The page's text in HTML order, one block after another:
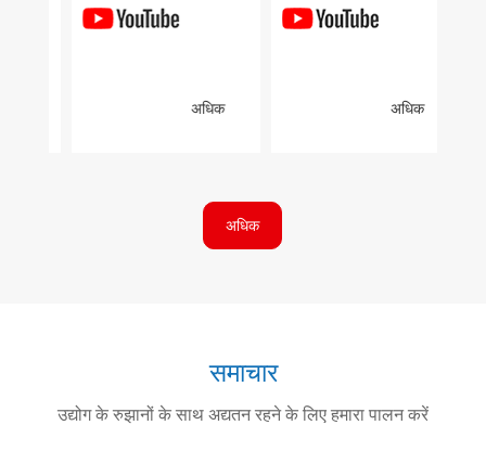
अधिक अधिक
अधिक
समाचार
उद्योग के रुझानों के साथ अद्यतन रहने के लिए हमारा पालन करें